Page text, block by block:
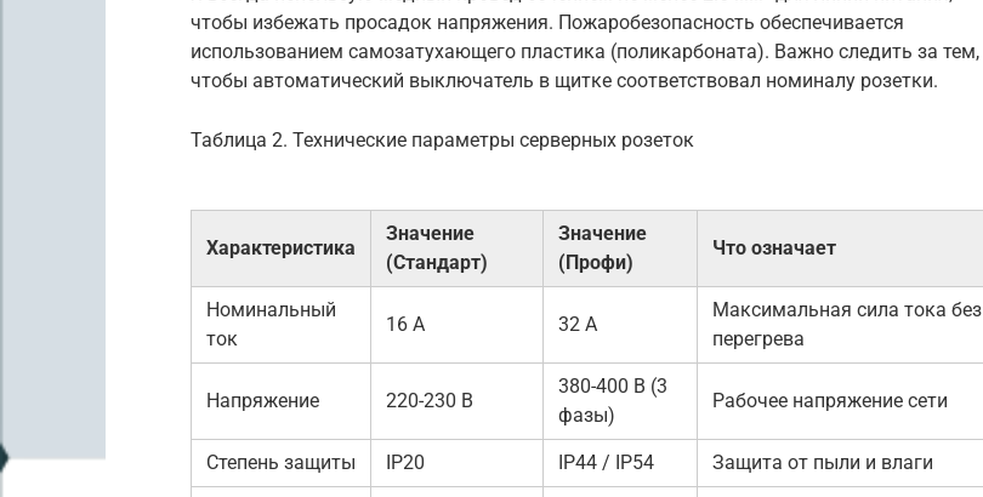
чтобы избежать просадок напряжения. Пожаробезопасность обеспечивается
использованием самозатухающего пластика (поликарбоната). Важно следить за тем,
чтобы автоматический выключатель в щитке соответствовал номиналу розетки.
Таблица 2. Технические параметры серверных розеток
Характеристика
Значение
(Стандарт)
Значение
(Профи)
Что означает
Номинальный
ток
16 А 32 А
Максимальная сила тока без
перегрева
Напряжение 220-230 В
380-400 В (3
фазы)
Рабочее напряжение сети
Степень защиты IP20 IP44 / IP54 Защита от пыли и влаги